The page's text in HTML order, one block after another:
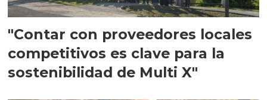
"Contar con proveedores locales
competitivos es clave para la
sostenibilidad de Multi X"